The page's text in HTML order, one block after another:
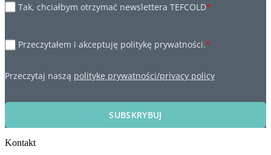
Tak, chciałbym otrzymać newslettera TEFCOLD*
Przeczytałem i akceptuję politykę prywatności.*
Przeczytaj naszą politykę prywatności/privacy policy
SUBSKRYBUJ
Kontakt